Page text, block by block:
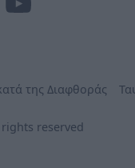
της Διαφθοράς
reserved